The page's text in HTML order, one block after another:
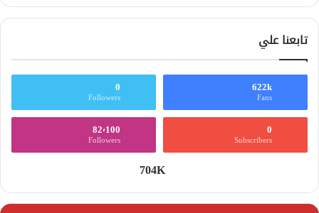
تابعنا علي
622k
Fans
0
Followers
0
Subscribers
82٬100
Followers
704K